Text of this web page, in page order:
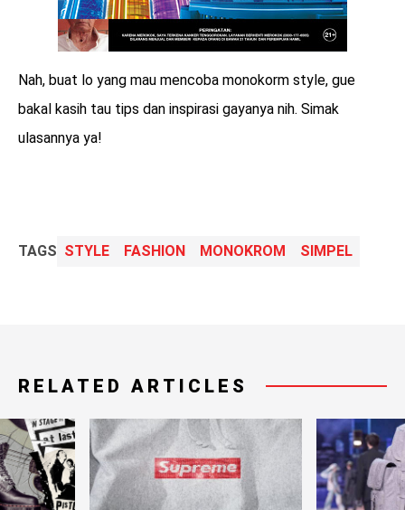
Nah, buat lo yang mau mencoba monokorm style, gue
bakal kasih tau tips dan inspirasi gayanya nih. Simak
ulasannya ya!
TAGS STYLE FASHION MONOKROM SIMPEL
RELATED ARTICLES